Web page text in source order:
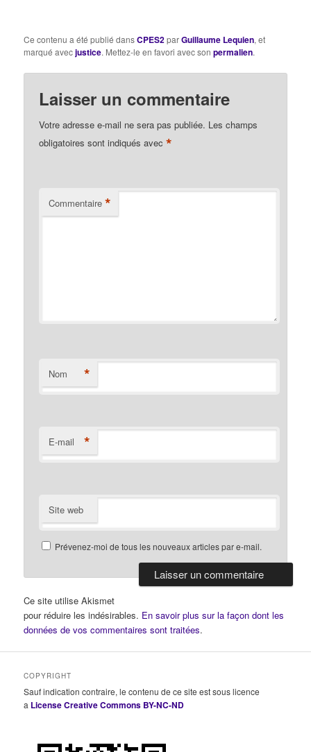
Ce contenu a été publié dansCPES2parGuillaume Lequien, et
marqué avecjustice. Mettez-le en favori avec sonpermalien.
Laisser un commentaire
Votre adresse e-mail ne sera pas publiée. Les champs
obligatoires sont indiqués avec*
Commentaire *
Nom *
E-mail *
Site web
Prévenez-moi de tous les nouveaux articles par e-mail.
Ce site utilise Akismet
pour réduire les indésirables. En savoir plus sur la façon dont les
données de vos commentaires sont traitées.
COPYRIGHT
Sauf indication contraire, le contenu de ce site est sous licence
a License Creative Commons BY-NC-ND